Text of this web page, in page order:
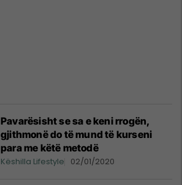
Pavarësisht se sa e keni rrogën,
gjithmonë do të mund të kurseni
para me këtë metodë
Këshilla Lifestyle 02/01/2020